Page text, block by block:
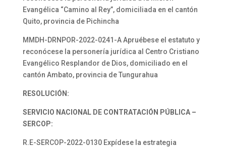
Evangélica “Camino al Rey”, domiciliada en el cantón
Quito, provincia de Pichincha
MMDH-DRNPOR-2022-0241-A Apruébese el estatuto y
reconócese la personería jurídica al Centro Cristiano
Evangélico Resplandor de Dios, domiciliado en el
cantón Ambato, provincia de Tungurahua
RESOLUCIÓN:
SERVICIO NACIONAL DE CONTRATACIÓN PÚBLICA –
SERCOP:
R.E-SERCOP-2022-0130 Expídese la estrategia